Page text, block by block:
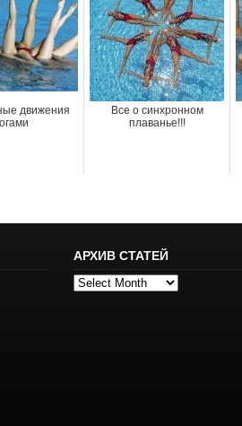
движения
Все о синхронном
плаванье!!!
АРХИВ СТАТЕЙ
Архив